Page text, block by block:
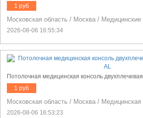
1 руб
Московская область / Москва / Медицинские
2026-08-06 16:55:34
Потолочная медицинская консоль
1 руб
Московская область / Москва / Медицинская
2026-08-06 16:53:23